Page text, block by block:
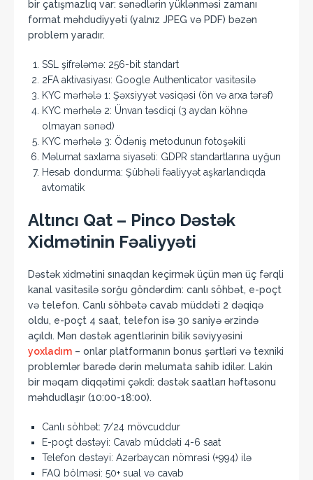
bir çatışmazlıq var: sənədlərin yüklənməsi zamanı
format məhdudiyyəti (yalnız JPEG və PDF) bəzən
problem yaradır.
SSL şifrələmə: 256-bit standart
2FA aktivasiyası: Google Authenticator vasitəsilə
KYC mərhələ 1: Şəxsiyyət vəsiqəsi (ön və arxa tərəf)
KYC mərhələ 2: Ünvan təsdiqi (3 aydan köhnə
olmayan sənəd)
KYC mərhələ 3: Ödəniş metodunun fotoşəkili
Məlumat saxlama siyasəti: GDPR standartlarına uyğun
Hesab dondurma: Şübhəli fəaliyyət aşkarlandıqda
avtomatik
Altıncı Qat – Pinco Dəstək
Xidmətinin Fəaliyyəti
Dəstək xidmətini sınaqdan keçirmək üçün mən üç fərqli
kanal vasitəsilə sorğu göndərdim: canlı söhbət, e-poçt
və telefon. Canlı söhbətə cavab müddəti 2 dəqiqə
oldu, e-poçt 4 saat, telefon isə 30 saniyə ərzində
açıldı. Mən dəstək agentlərinin bilik səviyyəsini
yoxladım – onlar platformanın bonus şərtləri və texniki
problemlər barədə dərin məlumata sahib idilər. Lakin
bir məqam diqqətimi çəkdi: dəstək saatları həftəsonu
məhdudlaşır (10:00-18:00).
Canlı söhbət: 7/24 mövcuddur
E-poçt dəstəyi: Cavab müddəti 4-6 saat
Telefon dəstəyi: Azərbaycan nömrəsi (+994) ilə
FAQ bölməsi: 50+ sual və cavab